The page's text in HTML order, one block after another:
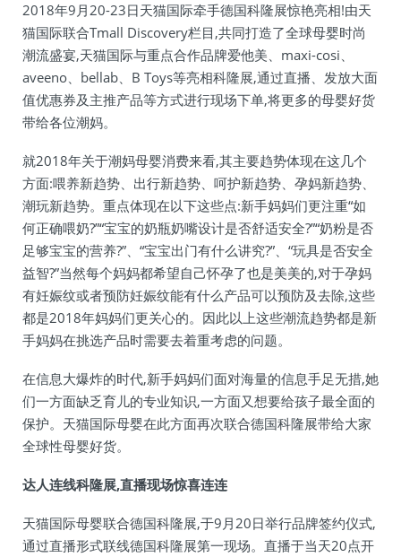
2018年9月20-23日天猫国际牵手德国科隆展惊艳亮相!由天
猫国际联合Tmall Discovery栏目,共同打造了全球母婴时尚
潮流盛宴,天猫国际与重点合作品牌爱他美、maxi-cosi、
aveeno、bellab、B Toys等亮相科隆展,通过直播、发放大面
值优惠券及主推产品等方式进行现场下单,将更多的母婴好货
带给各位潮妈。
就2018年关于潮妈母婴消费来看,其主要趋势体现在这几个
方面:喂养新趋势、出行新趋势、呵护新趋势、孕妈新趋势、
潮玩新趋势。重点体现在以下这些点:新手妈妈们更注重“如
何正确喂奶?”“宝宝的奶瓶奶嘴设计是否舒适安全?”“奶粉是否
足够宝宝的营养?”、“宝宝出门有什么讲究?”、“玩具是否安全
益智?”当然每个妈妈都希望自己怀孕了也是美美的,对于孕妈
有妊娠纹或者预防妊娠纹能有什么产品可以预防及去除,这些
都是2018年妈妈们更关心的。因此以上这些潮流趋势都是新
手妈妈在挑选产品时需要去着重考虑的问题。
在信息大爆炸的时代,新手妈妈们面对海量的信息手足无措,她
们一方面缺乏育儿的专业知识,一方面又想要给孩子最全面的
保护。天猫国际母婴在此方面再次联合德国科隆展带给大家
全球性母婴好货。
达人连线科隆展,直播现场惊喜连连
天猫国际母婴联合德国科隆展,于9月20日举行品牌签约仪式,
通过直播形式联线德国科隆展第一现场。直播于当天20点开